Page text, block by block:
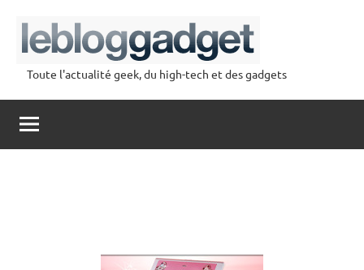
contenu
lebloggadget
Toute l'actualité geek, du high-tech et des gadgets